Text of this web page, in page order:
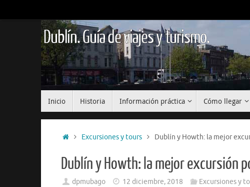
al
Dublín. Guía de viajes y turismo.
Inicio Historia Información práctica Cómo llegar
InicioExcursiones y tours Dublín y Howth: la mejor
Dublín y Howth: la mejor excursión
dpmubago 12 diciembre, 2018 Excursiones y